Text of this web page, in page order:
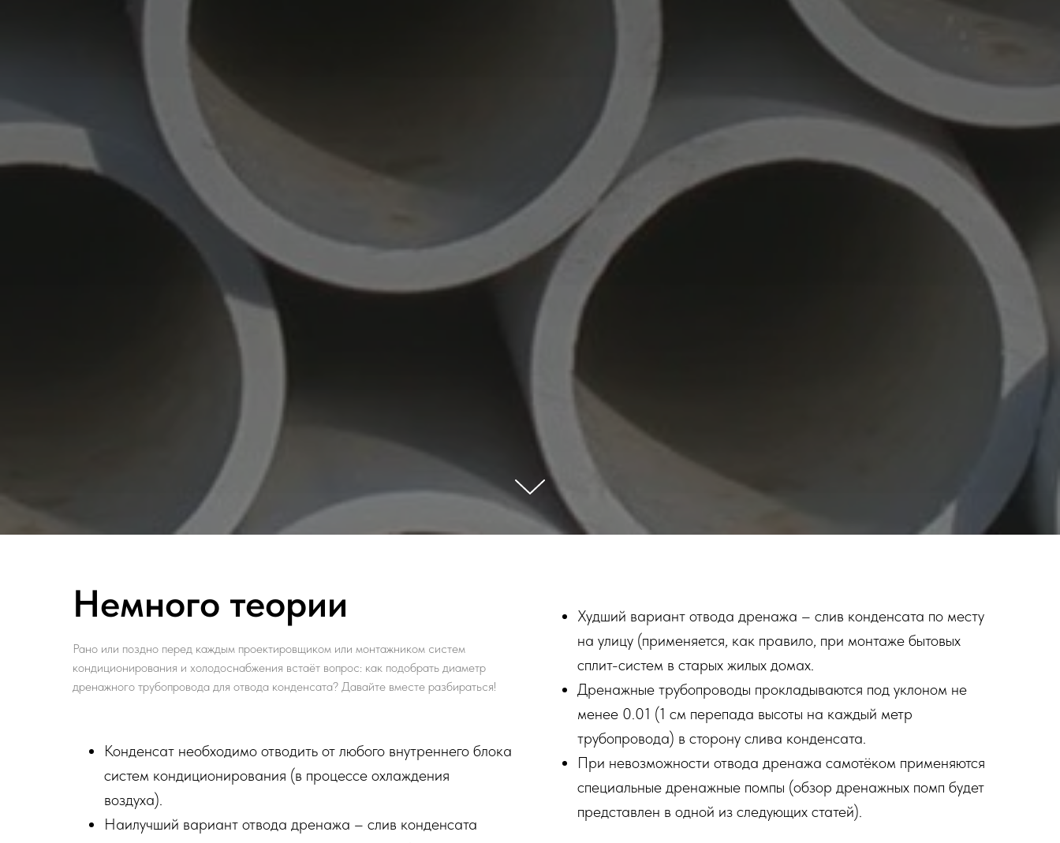
Немного теории
Рано или поздно перед каждым проектировщиком или монтажником систем
кондиционирования и холодоснабжения встаёт вопрос: как подобрать диаметр
дренажного трубопровода для отвода конденсата? Давайте вместе разбираться!
Конденсат необходимо отводить от любого внутреннего блока
систем кондиционирования (в процессе охлаждения
воздуха).
Наилучший вариант отвода дренажа – слив конденсата
Худший вариант отвода дренажа – слив конденсата по месту
на улицу (применяется, как правило, при монтаже бытовых
сплит-систем в старых жилых домах.
Дренажные трубопроводы прокладываются под уклоном не
менее 0.01 (1 см перепада высоты на каждый метр
трубопровода) в сторону слива конденсата.
При невозможности отвода дренажа самотёком применяются
специальные дренажные помпы (обзор дренажных помп будет
представлен в одной из следующих статей).